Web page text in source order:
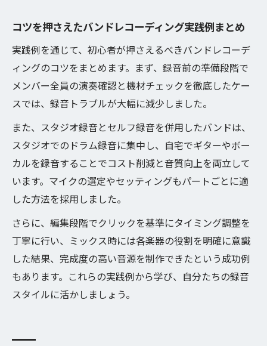
コツを押さえたバンドレコーディング実践例まとめ
実践例を通じて、初心者が押さえるべきバンドレコーデ
ィングのコツをまとめます。まず、録音前の準備段階で
メンバー全員の演奏確認と機材チェックを徹底したケー
スでは、録音トラブルが大幅に減少しました。
また、スタジオ録音とセルフ録音を併用したバンドは、
スタジオでのドラム録音に集中し、自宅でギターやボー
カルを録音することでコスト削減と音質向上を両立して
います。マイクの選定やセッティングもパートごとに適
した方法を採用しました。
さらに、編集段階でクリックを基準にタイミング調整を
丁寧に行い、ミックス時には各楽器の役割を明確に意識
した結果、完成度の高い音源を制作できたという成功例
もあります。これらの実践例から学び、自分たちの録音
スタイルに活かしましょう。